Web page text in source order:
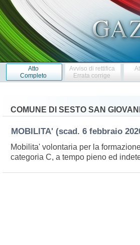
Atto
Completo
Avviso di rettifica
Errata corrige
COMUNE DI SESTO SAN
MOBILITA' (scad. 6 febbraio
Mobilita' volontaria per la
categoria C, a tempo pieno ed